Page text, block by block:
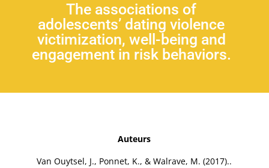
The associations of
adolescents’ dating violence
victimization, well-being and
engagement in risk behaviors.
Auteurs
Van Ouytsel, J., Ponnet, K., & Walrave, M. (2017)..